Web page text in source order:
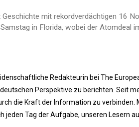
mit rekordverdächtigen 16
in Florida, wobei der Atomdeal
Redakteurin bei The
Perspektive zu berichten. Seit
die Kraft der Information zu verbinden.
jeden Tag der Aufgabe, unseren Lesern